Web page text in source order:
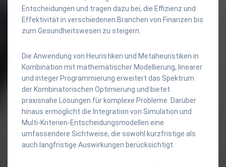
Entscheidungen und tragen dazu bei, die Effizienz und
Effektivität in verschiedenen Branchen von Finanzen bis
zum Gesundheitswesen zu steigern.
Die Anwendung von Heuristiken und Metaheuristiken in
Kombination mit mathematischer Modellierung, linearer
und integer Programmierung erweitert das Spektrum
der Kombinatorischen Optimierung und bietet
praxisnahe Lösungen für komplexe Probleme. Darüber
hinaus ermöglicht die Integration von Simulation und
Multi-Kriterien-Entscheidungsmodellen eine
umfassendere Sichtweise, die sowohl kurzfristige als
auch langfristige Auswirkungen berücksichtigt.